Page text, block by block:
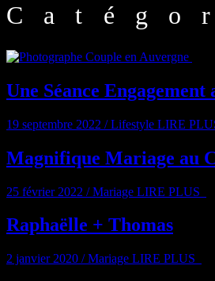
Une Séance Engagement
19 septembre 2022 /Lifestyle LIRE
Magnifique Mariage au
25 février 2022 /Mariage LIRE PLUS
Raphaëlle + Thomas
2 janvier 2020 /Mariage LIRE PLUS